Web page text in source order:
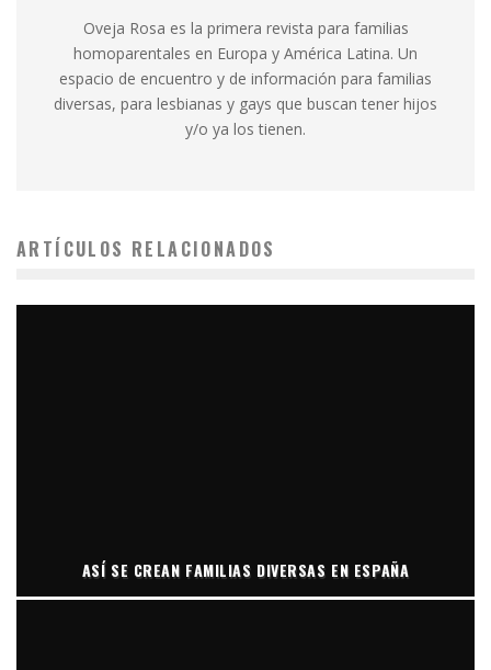
Oveja Rosa es la primera revista para familias
homoparentales en Europa y América Latina. Un
espacio de encuentro y de información para familias
diversas, para lesbianas y gays que buscan tener hijos
y/o ya los tienen.
ARTÍCULOS RELACIONADOS
ASÍ SE CREAN FAMILIAS DIVERSAS EN ESPAÑA